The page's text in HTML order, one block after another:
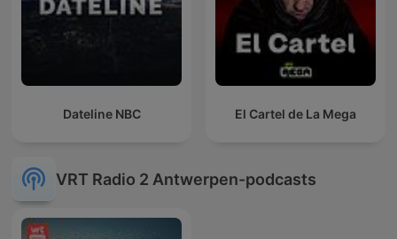
Dateline NBC El Cartel de La Mega
VRT Radio 2 Antwerpen-podcasts